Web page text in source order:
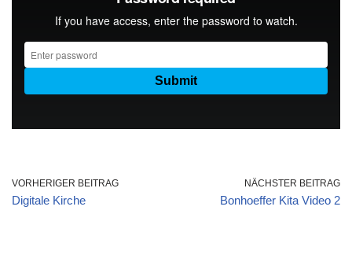
VORHERIGER BEITRAG
Digitale Kirche
NÄCHSTER BEITRAG
Bonhoeffer Kita Video 2